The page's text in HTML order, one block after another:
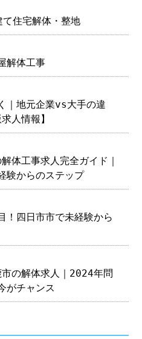
住宅解体・整地
解体工事
｜地元企業vs大手の違
人情報】
体工事求人完全ガイド｜
験からのステップ
！四日市市で未経験から
市の解体求人｜2024年問
がチャンス